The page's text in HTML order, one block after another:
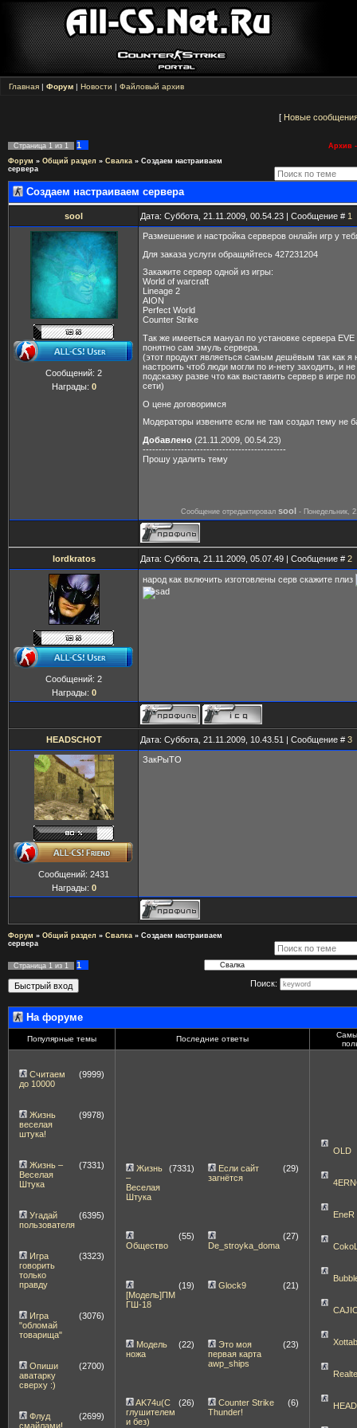
Главная | Форум | Новости | Файловый архив
[ Новые
Страница 1 из 1 1
Архив -
Форум » Общий раздел » Свалка » Cоздаем настраиваем
сервера
Cоздаем настраиваем сервера
sool Дата: Суббота, 21.11.2009, 00.54.23 | Сообщение # 1
Сообщений: 2
Награды: 0
Размешение и настройка серверов онлайн игр у
Для заказа услуги обращяйтесь 427231204
Закажите сервер одной из игры:
World of warcraft
Lineage 2
AION
Perfect World
Counter Strike
Так же имееться мануал по установке сервера EVE
понятно сам эмуль сервера.
(этот продукт являеться самым дешёвым так как я
настроить чтоб люди могли по и-нету заходить, и
подсказку разве что как выставить сервер в игре
сети)
О цене договоримся
Модераторы извените если не там создал тему не
Добавлено (21.11.2009, 00.54.23)
---------------------------------------------
Прошу удалить тему
Сообщение отредактировал sool - Понедельник,
lordkratos Дата: Суббота, 21.11.2009, 05.07.49 | Сообщение # 2
Сообщений: 2
Награды: 0
народ как включить изготовлены серв скажите плиз
HEADSCHOT Дата: Суббота, 21.11.2009, 10.43.51 | Сообщение # 3
Сообщений: 2431
Награды: 0
ЗакРыТО
Форум » Общий раздел » Свалка » Cоздаем настраиваем
сервера
Страница 1 из 1
1
Поиск:
На форуме
Популярные темы Последние ответы
Считаем
до 10000
(9999)
Жизнь
веселая
штука!
(9978)
Жизнь –
Веселая
Штука
(7331)
Угадай
пользователя
(6395)
Игра
говорить
только
правду
(3323)
Игра
"обломай
товарища"
(3076)
Опиши
аватарку
сверху :)
(2700)
Флуд
смайлами!
(2699)
Жизнь
–
Веселая
Штука
(7331)
Если сайт
загнётся
(29)
Общество
(55)
De_stroyka_doma
(27)
[Модель]ПМ
ГШ-18
(19) Glock9 (21)
Модель
ножа
(22)
Это моя
первая карта
awp_ships
(23)
AK74u(С
глушителем
и без)
(26)
Counter Strike
Thunder!
(6)
OLD
EneR